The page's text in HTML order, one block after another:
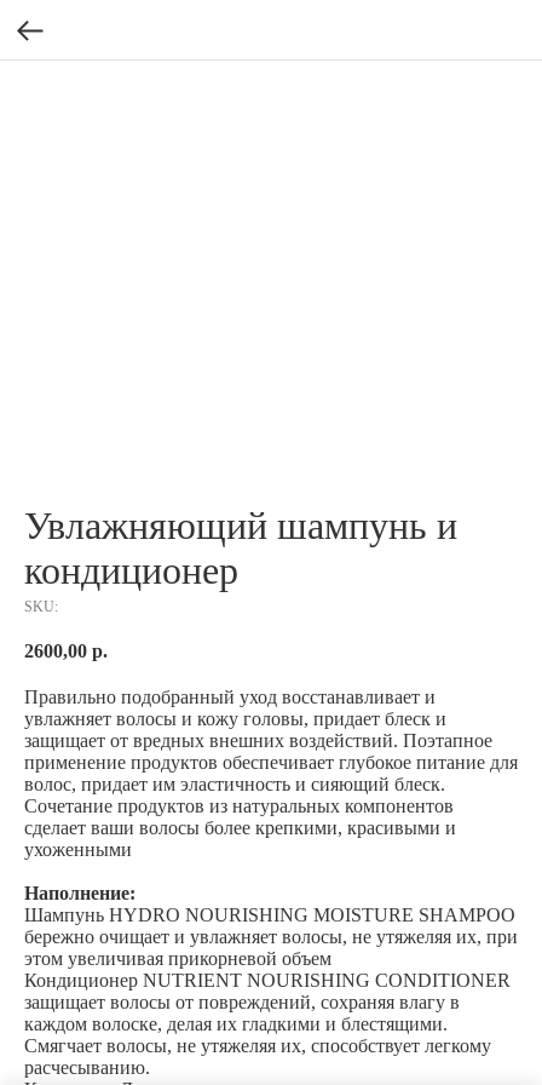
Увлажняющий шампунь и
кондиционер
SKU:
2600,00 р.
Правильно подобранный уход восстанавливает и
увлажняет волосы и кожу головы, придает блеск и
защищает от вредных внешних воздействий. Поэтапное
применение продуктов обеспечивает глубокое питание для
волос, придает им эластичность и сияющий блеск.
Сочетание продуктов из натуральных компонентов
сделает ваши волосы более крепкими, красивыми и
ухоженными
Наполнение:
Шампунь HYDRO NOURISHING MOISTURE SHAMPOO
бережно очищает и увлажняет волосы, не утяжеляя их, при
этом увеличивая прикорневой объем
Кондиционер NUTRIENT NOURISHING CONDITIONER
защищает волосы от повреждений, сохраняя влагу в
каждом волоске, делая их гладкими и блестящими.
Смягчает волосы, не утяжеляя их, способствует легкому
расчесыванию.